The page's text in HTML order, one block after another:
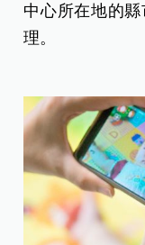
中心所在地的
理。